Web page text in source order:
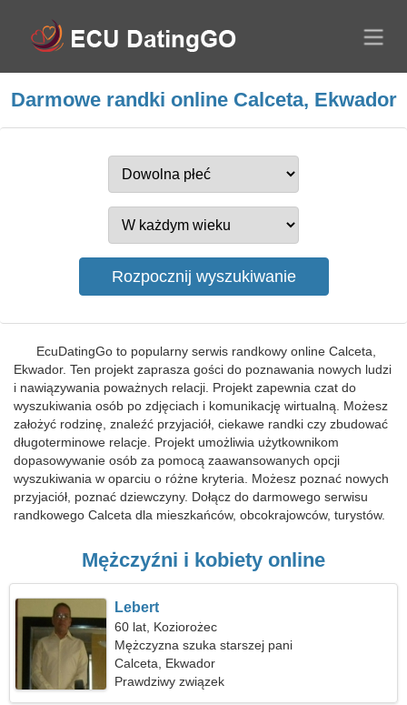
Darmowe randki online Calceta, Ekwador
EcuDatingGo to popularny serwis randkowy online Calceta,
Ekwador. Ten projekt zaprasza gości do poznawania nowych ludzi
i nawiązywania poważnych relacji. Projekt zapewnia czat do
wyszukiwania osób po zdjęciach i komunikację wirtualną. Możesz
założyć rodzinę, znaleźć przyjaciół, ciekawe randki czy zbudować
długoterminowe relacje. Projekt umożliwia użytkownikom
dopasowywanie osób za pomocą zaawansowanych opcji
wyszukiwania w oparciu o różne kryteria. Możesz poznać nowych
przyjaciół, poznać dziewczyny. Dołącz do darmowego serwisu
randkowego Calceta dla mieszkańców, obcokrajowców, turystów.
Mężczyźni i kobiety online
Lebert
60 lat, Koziorożec
Mężczyzna szuka starszej pani
Calceta, Ekwador
Prawdziwy związek